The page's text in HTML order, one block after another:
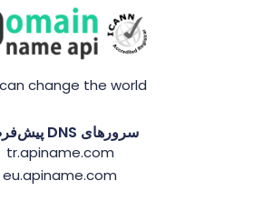
change the world
سرورهای DNS پیش‌فرض:
tr.apiname.com
eu.apiname.com